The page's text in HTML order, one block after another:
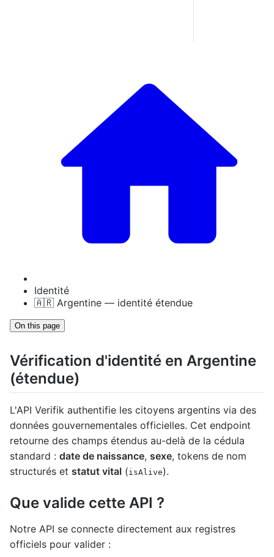
Identité
🇦🇷 Argentine — identité étendue
On this page
Vérification d'identité en Argentine
(étendue)
L'API Verifik authentifie les citoyens argentins via des
données gouvernementales officielles. Cet endpoint
retourne des champs étendus au-delà de la cédula
standard : date de naissance, sexe, tokens de nom
structurés et statut vital (isAlive).
Que valide cette API ?
Notre API se connecte directement aux registres
officiels pour valider :